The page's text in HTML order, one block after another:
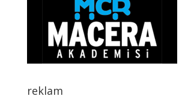
reklam